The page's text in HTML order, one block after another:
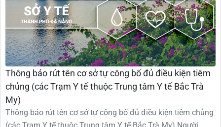
Thông báo rút tên cơ sở tự công bố đủ điều kiện tiêm
chủng (các Trạm Y tế thuộc Trung tâm Y tế Bắc Trà
My)
Thông báo rút tên cơ sở tự công bố đủ điều kiện tiêm chủng